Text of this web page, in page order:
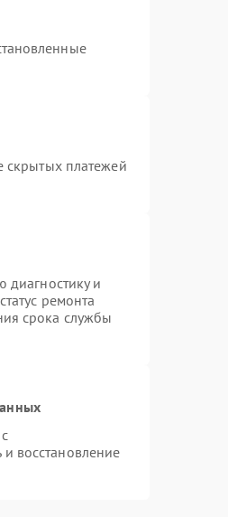
скрытых платежей
диагностику и
ремонта
срока службы
восстановление